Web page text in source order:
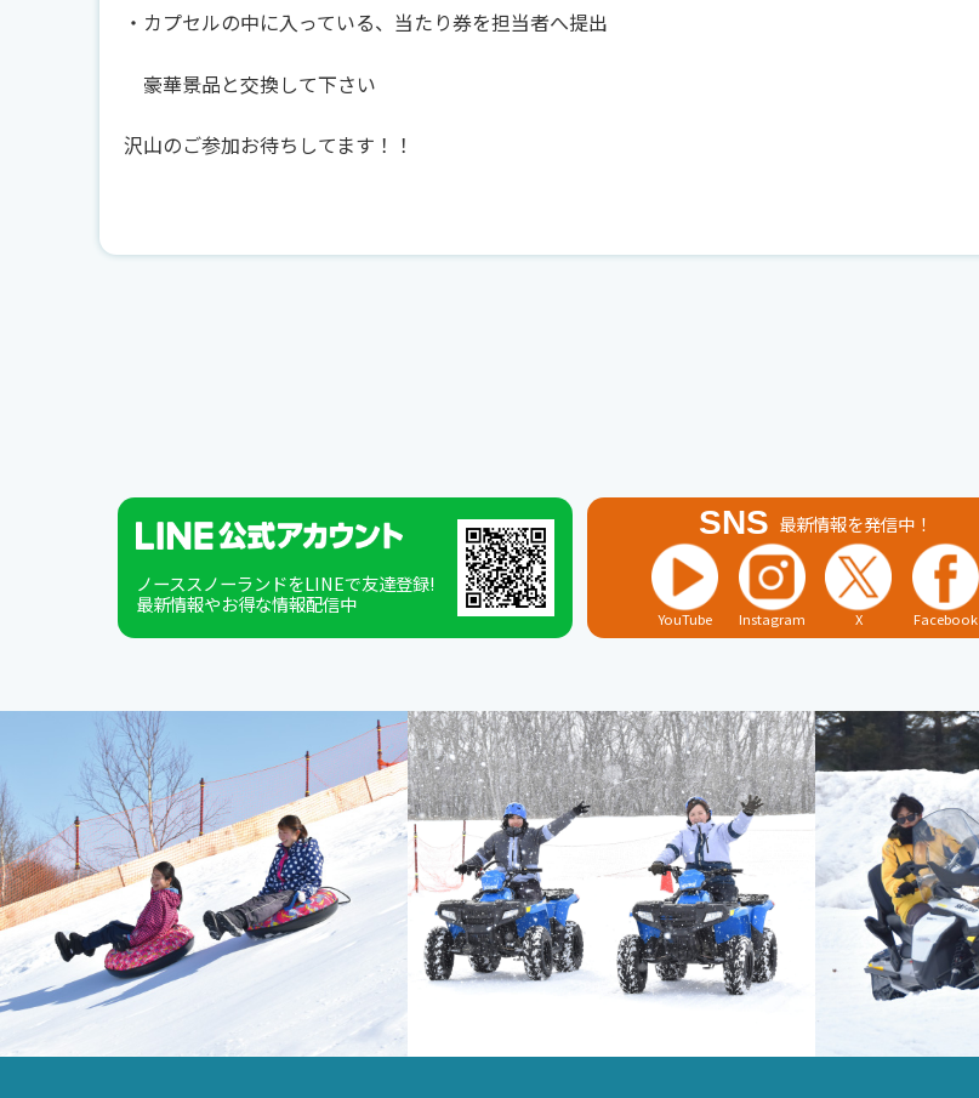
・カプセルの中に入っている、当たり券を担当者へ提出
豪華景品と交換して下さい
沢山のご参加お待ちしてます！！
ノーススノーランドをLINEで友達登録!
最新情報やお得な情報配信中
SNS 最新情報を発信中！
YouTube Instagram X Facebook